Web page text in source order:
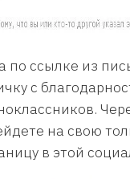
по ссылке из
с
на свою
в этой